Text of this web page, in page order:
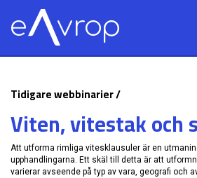
Tidigare webbinarier /
Viten, vitestak och
Att utforma rimliga vitesklausuler är en
upphandlingarna. Ett skäl till detta är att
varierar avseende på typ av vara, geografi och